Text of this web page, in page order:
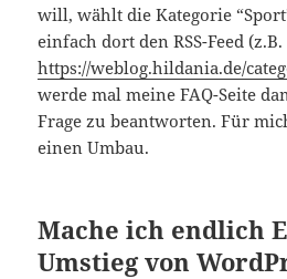
will, wählt die Kategorie
einfach dort den RSS-Feed (z.B.
https://weblog.hildania.de/
werde mal meine FAQ-Seite
Frage zu beantworten. Für
einen Umbau.
Mache ich endlich
Umstieg von